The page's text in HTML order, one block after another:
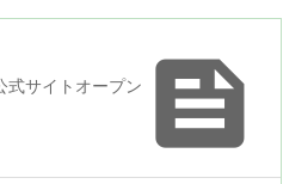

式サイトオープン